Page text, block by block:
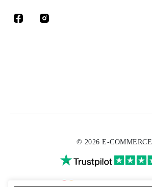
© 2026 E-COMMERCE